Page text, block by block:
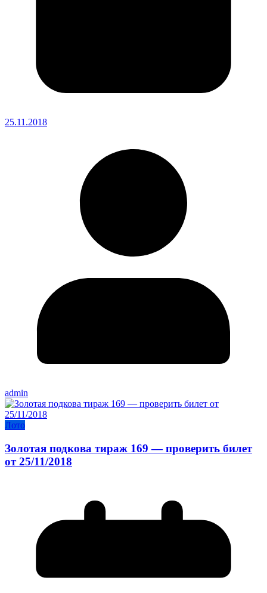
25.11.2018
admin
Лото
Золотая подкова тираж 169 — проверить билет
от 25/11/2018